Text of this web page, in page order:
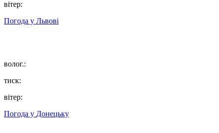
вітер:
Погода у Львові
волог.:
тиск:
вітер:
Погода у Донецьку